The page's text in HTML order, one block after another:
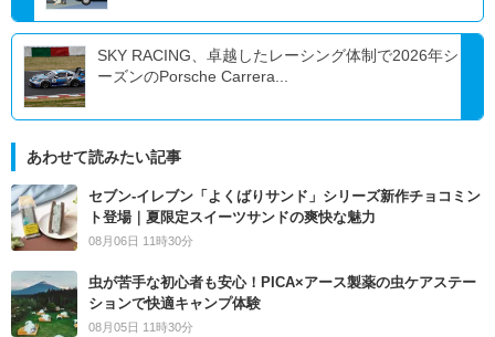
SKY RACING、卓越したレーシング体制で2026年シ
ーズンのPorsche Carrera...
あわせて読みたい記事
セブン‐イレブン「よくばりサンド」シリーズ新作チョコミン
ト登場｜夏限定スイーツサンドの爽快な魅力
08月06日 11時30分
虫が苦手な初心者も安心！PICA×アース製薬の虫ケアステー
ションで快適キャンプ体験
08月05日 11時30分